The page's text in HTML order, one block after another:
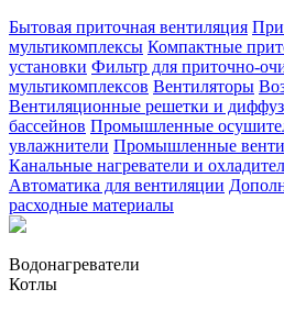
Бытовая приточная вентиляция
мультикомплексы Компактные
установки Фильтр для приточно-
мультикомплексов Вентиляторы
Вентиляционные решетки и
бассейнов Промышленные
увлажнители Промышленные
Канальные нагреватели и
Автоматика для вентиляции
расходные материалы
Водонагреватели
Котлы